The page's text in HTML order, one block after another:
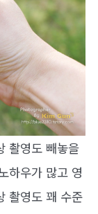
촬영도 빼놓을
하우가 많고 영
촬영도 꽤 수준